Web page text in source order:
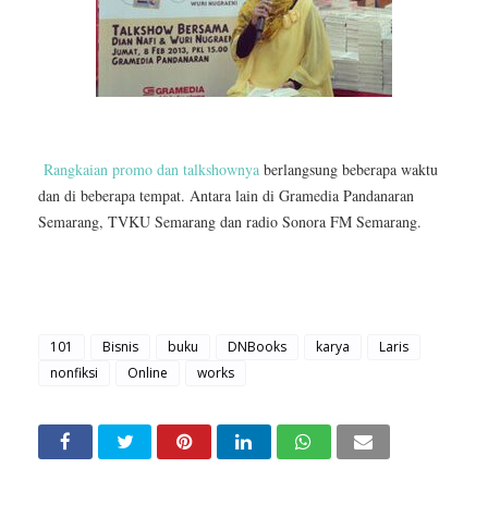
Rangkaian promo dan talkshownya berlangsung beberapa waktu
dan di beberapa tempat. Antara lain di Gramedia Pandanaran
Semarang, TVKU Semarang dan radio Sonora FM Semarang.
101 Bisnis buku DNBooks karya
Laris
nonfiksi
Online works